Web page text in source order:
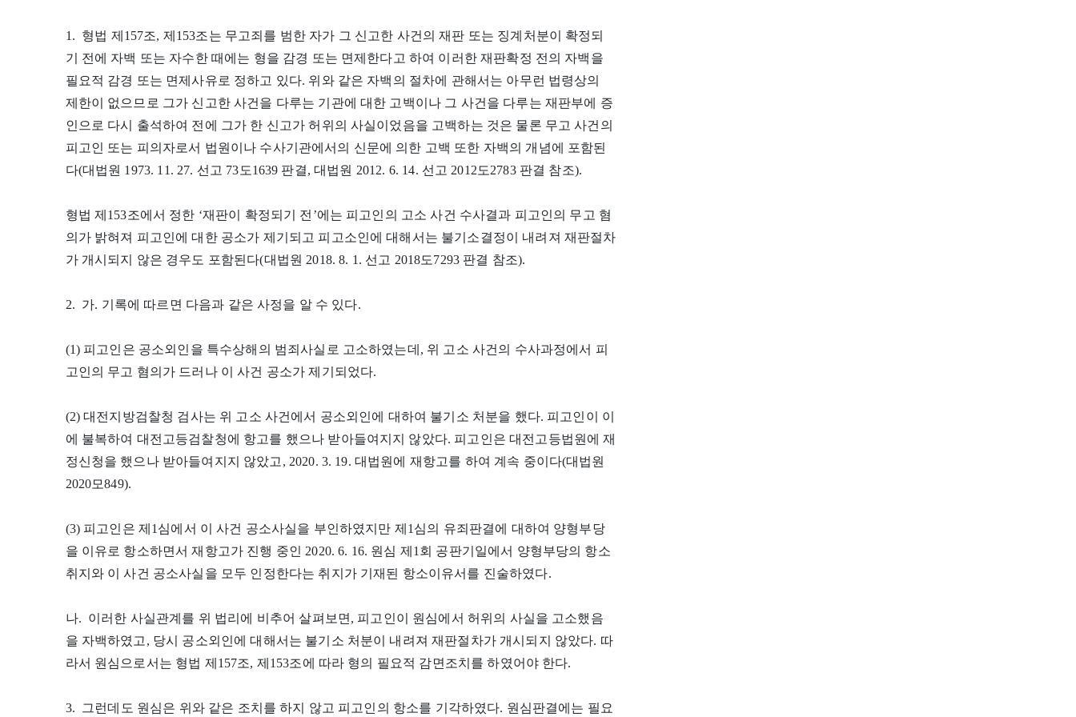
1. 형법 제157조, 제153조는 무고죄를 범한 자가 그 신고한 사건의 재판 또는 징계처분이 확정되
기 전에 자백 또는 자수한 때에는 형을 감경 또는 면제한다고 하여 이러한 재판확정 전의 자백을
필요적 감경 또는 면제사유로 정하고 있다. 위와 같은 자백의 절차에 관해서는 아무런 법령상의
제한이 없으므로 그가 신고한 사건을 다루는 기관에 대한 고백이나 그 사건을 다루는 재판부에 증
인으로 다시 출석하여 전에 그가 한 신고가 허위의 사실이었음을 고백하는 것은 물론 무고 사건의
피고인 또는 피의자로서 법원이나 수사기관에서의 신문에 의한 고백 또한 자백의 개념에 포함된
다(대법원 1973. 11. 27. 선고 73도1639 판결, 대법원 2012. 6. 14. 선고 2012도2783 판결 참조).
형법 제153조에서 정한 ‘재판이 확정되기 전’에는 피고인의 고소 사건 수사결과 피고인의 무고 혐
의가 밝혀져 피고인에 대한 공소가 제기되고 피고소인에 대해서는 불기소결정이 내려져 재판절차
가 개시되지 않은 경우도 포함된다(대법원 2018. 8. 1. 선고 2018도7293 판결 참조).
2. 가. 기록에 따르면 다음과 같은 사정을 알 수 있다.
(1) 피고인은 공소외인을 특수상해의 범죄사실로 고소하였는데, 위 고소 사건의 수사과정에서 피
고인의 무고 혐의가 드러나 이 사건 공소가 제기되었다.
(2) 대전지방검찰청 검사는 위 고소 사건에서 공소외인에 대하여 불기소 처분을 했다. 피고인이 이
에 불복하여 대전고등검찰청에 항고를 했으나 받아들여지지 않았다. 피고인은 대전고등법원에 재
정신청을 했으나 받아들여지지 않았고, 2020. 3. 19. 대법원에 재항고를 하여 계속 중이다(대법원
2020모849).
(3) 피고인은 제1심에서 이 사건 공소사실을 부인하였지만 제1심의 유죄판결에 대하여 양형부당
을 이유로 항소하면서 재항고가 진행 중인 2020. 6. 16. 원심 제1회 공판기일에서 양형부당의 항소
취지와 이 사건 공소사실을 모두 인정한다는 취지가 기재된 항소이유서를 진술하였다.
나. 이러한 사실관계를 위 법리에 비추어 살펴보면, 피고인이 원심에서 허위의 사실을 고소했음
을 자백하였고, 당시 공소외인에 대해서는 불기소 처분이 내려져 재판절차가 개시되지 않았다. 따
라서 원심으로서는 형법 제157조, 제153조에 따라 형의 필요적 감면조치를 하였어야 한다.
3. 그런데도 원심은 위와 같은 조치를 하지 않고 피고인의 항소를 기각하였다. 원심판결에는 필요